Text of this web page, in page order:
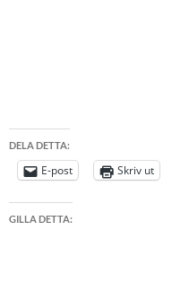
DELA DETTA:
E-post Skriv ut
GILLA DETTA: